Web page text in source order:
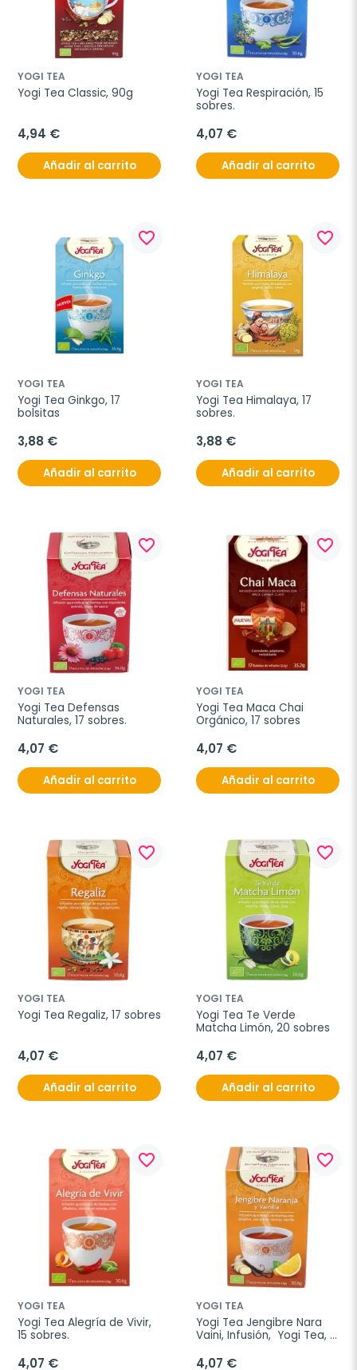
YOGI TEA
Yogi Tea Classic, 90g
4,94 €
Añadir al carrito
YOGI TEA
Yogi Tea Respiración, 15
sobres.
4,07 €
Añadir al carrito
favorite_border
YOGI TEA
Yogi Tea Ginkgo, 17
bolsitas
3,88 €
Añadir al carrito
favorite_border
YOGI TEA
Yogi Tea Himalaya, 17
sobres.
3,88 €
Añadir al carrito
favorite_border
YOGI TEA
Yogi Tea Defensas
Naturales, 17 sobres.
4,07 €
Añadir al carrito
favorite_border
YOGI TEA
Yogi Tea Maca Chai
Orgánico, 17 sobres
4,07 €
Añadir al carrito
favorite_border
YOGI TEA
Yogi Tea Regaliz, 17 sobres
4,07 €
Añadir al carrito
favorite_border
YOGI TEA
Yogi Tea Te Verde
Matcha Limón, 20 sobres
4,07 €
Añadir al carrito
favorite_border
YOGI TEA
Yogi Tea Alegría de Vivir,
15 sobres.
4,07 €
favorite_border
YOGI TEA
Yogi Tea Jengibre Nara
Vaini, Infusión,  Yogi Tea,
4,07 €